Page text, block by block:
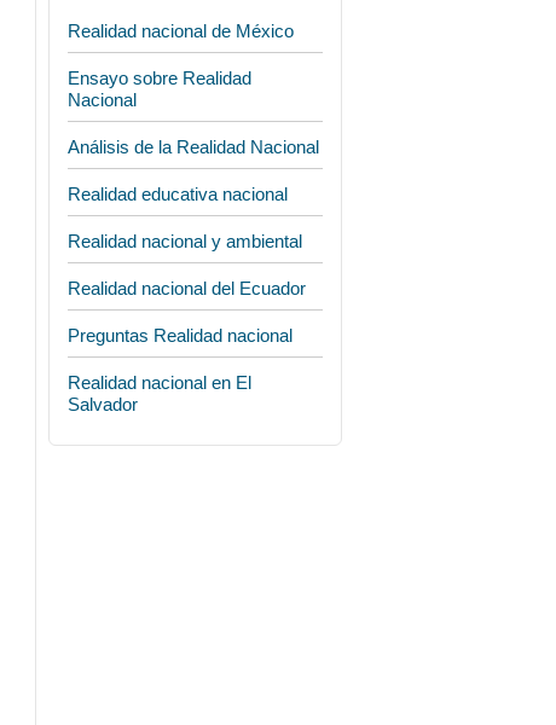
Realidad nacional de México
Ensayo sobre Realidad
Nacional
Análisis de la Realidad Nacional
Realidad educativa nacional
Realidad nacional y ambiental
Realidad nacional del Ecuador
Preguntas Realidad nacional
Realidad nacional en El
Salvador